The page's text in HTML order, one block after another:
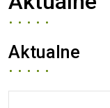
Aktualne